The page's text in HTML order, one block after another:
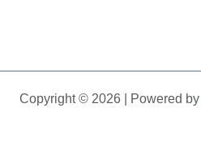
Copyright © 2026 | Powered by